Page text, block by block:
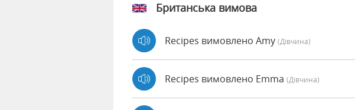
Британська вимова
Recipes вимовлено Amy (дівчина)
Recipes вимовлено Emma (дівчина)